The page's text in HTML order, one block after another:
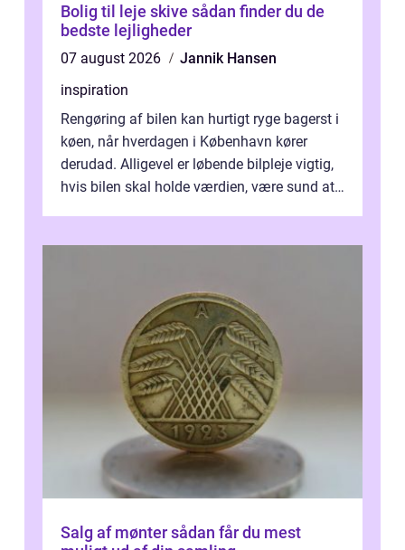
Bolig til leje skive sådan finder du de
bedste lejligheder
07 august 2026
Jannik Hansen
inspiration
Rengøring af bilen kan hurtigt ryge bagerst i
køen, når hverdagen i København kører
derudad. Alligevel er løbende bilpleje vigtig,
hvis bilen skal holde værdien, være sund at
Salg af mønter sådan får du mest